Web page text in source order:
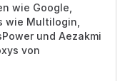
wie Google,
wie Multilogin,
und Aezakmi
von